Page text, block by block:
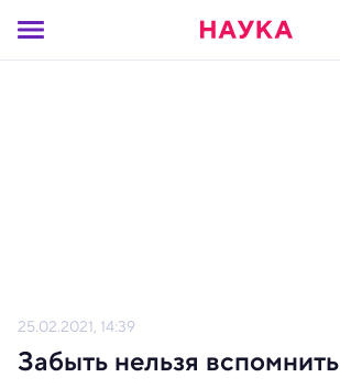
25.02.2021, 14:39
Забыть нельзя вспомнить